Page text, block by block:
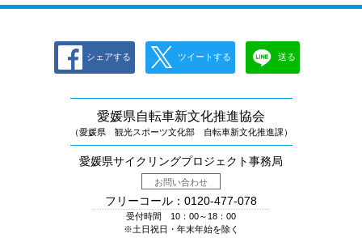
シェアする ツイートする 送る
愛媛県自転車新文化推進協会
（愛媛県 観光スポーツ文化部 自転車新文化推進課）
愛媛県サイクリングプロジェクト事務局
お問い合わせ
フリーコール：0120-477-078
受付時間 10：00～18：00
※土日祝日・年末年始を除く